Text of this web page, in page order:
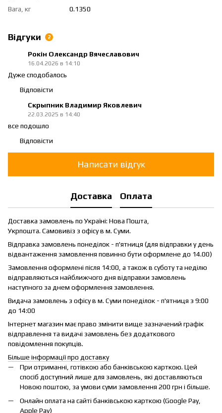
Вага, кг
0.1350
Відгуки 2
Рокін Олександр Вячеславович
16.04.2026 в 14:10
Дуже сподобалось
Відповісти
Скрыпник Владимир Яковлевич
22.03.2025 в 14:40
все подошло
Відповісти
Написати відгук
Доставка Оплата
Доставка замовлень по Україні: Нова Пошта,
Укрпошта. Самовивіз з офісу в м. Суми.
Відправка замовлень понеділок - п'ятниця (для відправки у день
відвантаження замовлення повинно бути оформлене до 14.00)
Замовлення оформлені після 14:00, а також в суботу та неділю
відправляються найближчого дня відправки замовлень
наступного за днем оформлення замовлення.
Видача замовлень з офісу в м. Суми понеділок - п'ятниця з 9:00
до 14:00
Інтернет магазин має право змінити вище зазначений графік
відправлення та видачі замовлень без додаткового
повідомлення покупців.
Більше інформації про доставку
При отриманні, готівкою або банківською карткою. Цей
спосіб доступний лише для замовлень, які доставляються
Новою поштою, за умови суми замовлення 200 грн і більше.
Онлайн оплата на сайті банківською карткою (Google Pay,
Apple Pay)